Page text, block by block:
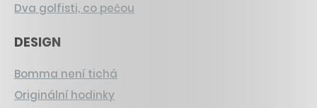
Dva golfisti, co pečou
DESIGN
Bomma není tichá
Originální hodinky